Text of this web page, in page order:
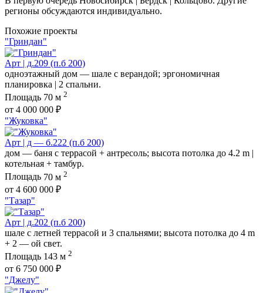
регионы обсуждаются индивидуально.
Похожие проекты
"Гриндан"
Арт | д.209 (п.б 200)
одноэтажный дом — шале с верандой; эргономичная
планировка | 2 спальни.
Площадь 70 м 2
от 4 000 000 ₽
"Жуковка"
Арт | д — б.222 (п.б 200)
дом — баня с террасой + антресоль; высота потолка до 4.2 m |
котельная + тамбур.
Площадь 70 м 2
от 4 600 000 ₽
"Тазар"
Арт | д.202 (п.б 200)
шале с летней террасой и 3 спальнями; высота потолка до 4 m
+ 2 — ой свет.
Площадь 143 м 2
от 6 750 000 ₽
"Джелу"